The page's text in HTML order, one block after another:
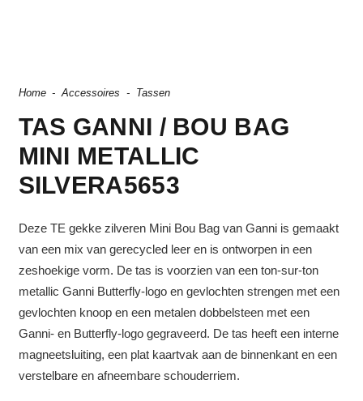
Home - Accessoires - Tassen
TAS GANNI / BOU BAG
MINI METALLIC
SILVERA5653
Deze TE gekke zilveren Mini Bou Bag van Ganni is gemaakt
van een mix van gerecycled leer en is ontworpen in een
zeshoekige vorm. De tas is voorzien van een ton-sur-ton
metallic Ganni Butterfly-logo en gevlochten strengen met een
gevlochten knoop en een metalen dobbelsteen met een
Ganni- en Butterfly-logo gegraveerd. De tas heeft een interne
magneetsluiting, een plat kaartvak aan de binnenkant en een
verstelbare en afneembare schouderriem.